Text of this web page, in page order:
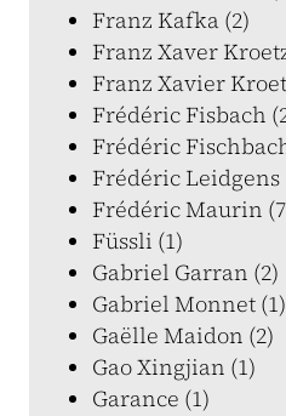
Franz Kafka (2)
Franz Xaver
Franz Xavier
Frédéric Fisbach
Frédéric
Frédéric Leidgens
Frédéric Maurin
Füssli (1)
Gabriel Garran (2)
Gabriel Monnet (1)
Gaëlle Maidon (2)
Gao Xingjian (1)
Garance (1)